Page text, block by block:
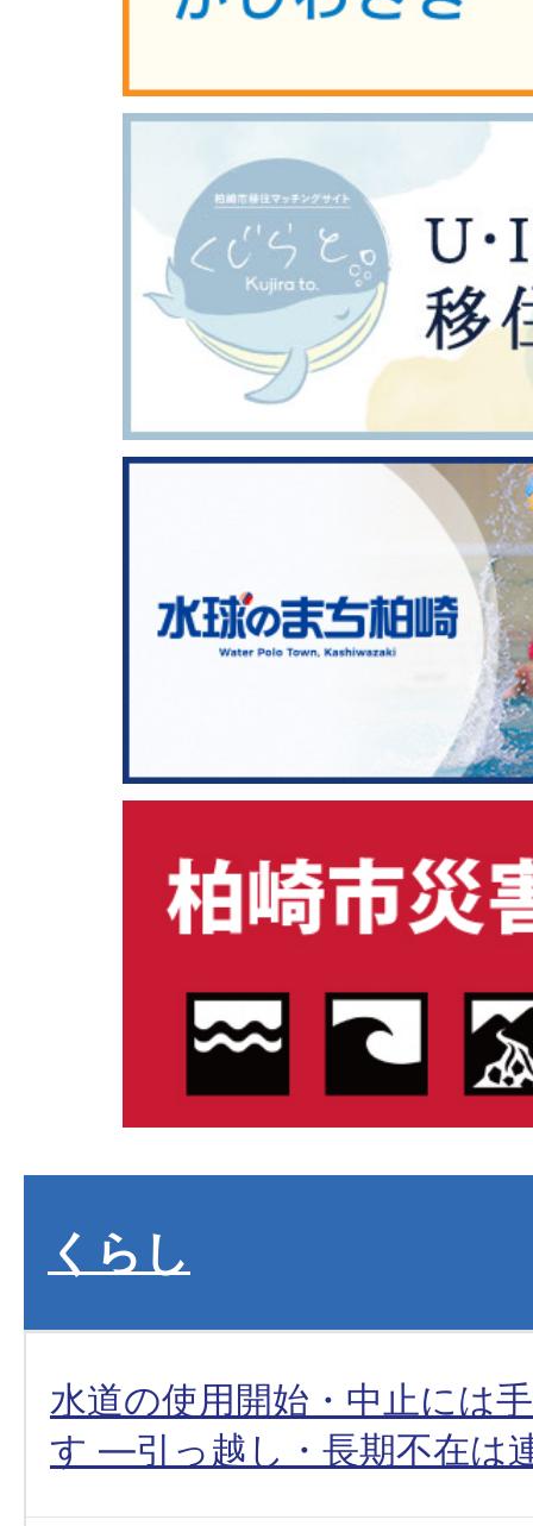
くらし
水道の使用開始・中止には
す ―引っ越し・長期不在は